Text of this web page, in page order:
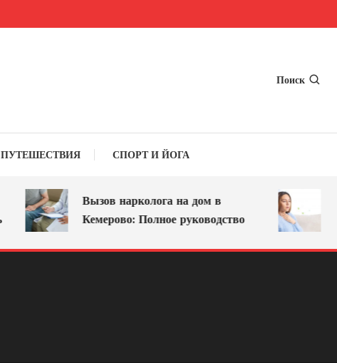
Поиск
ПУТЕШЕСТВИЯ СПОРТ И ЙОГА
Вызов нарколога на дом в
Кемерово: Полное руководство